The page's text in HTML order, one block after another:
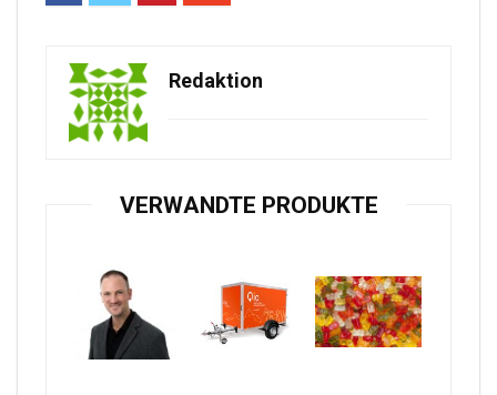
Redaktion
VERWANDTE PRODUKTE